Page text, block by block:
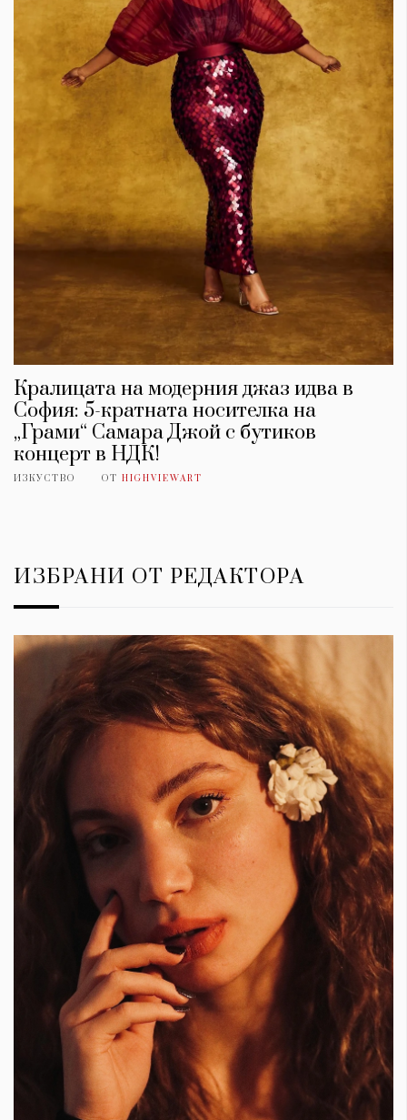
Кралицата на модерния джаз идва в
София: 5-кратната носителка на
„Грами“ Самара Джой с бутиков
концерт в НДК!
ИЗКУСТВО ОТ HIGHVIEWART
ИЗБРАНИ ОТ РЕДАКТОРА